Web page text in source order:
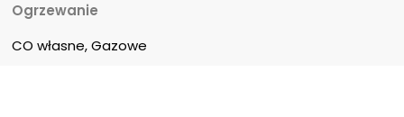
Ogrzewanie
CO własne, Gazowe